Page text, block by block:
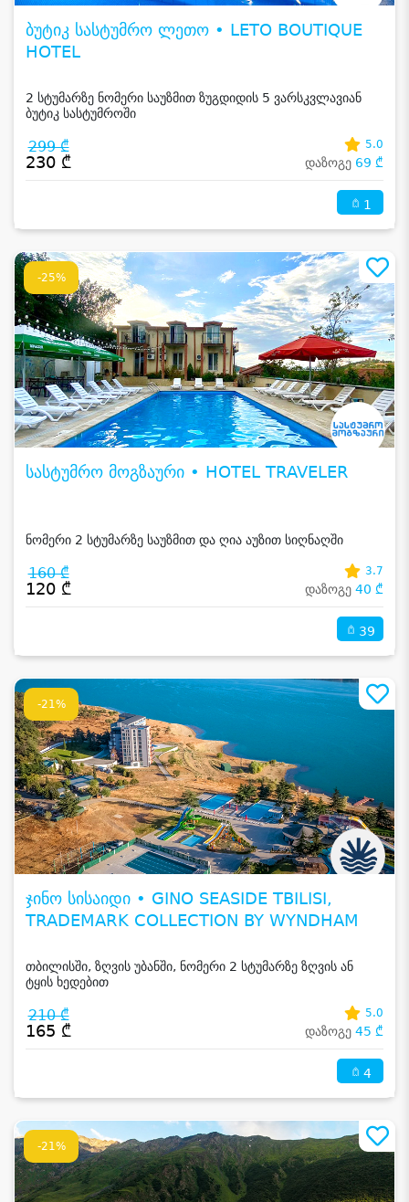
ბუტიკ სასტუმრო ლეთო • LETO BOUTIQUE
HOTEL
2 სტუმარზე ნომერი საუზმით ზუგდიდის 5 ვარსკვლავიან
ბუტიკ სასტუმროში
299 ₾
230 ₾
5.0
დაზოგე 69 ₾
1
-25%
სასტუმრო მოგზაური • HOTEL TRAVELER
ნომერი 2 სტუმარზე საუზმით და ღია აუზით სიღნაღში
160 ₾
120 ₾
3.7
დაზოგე 40 ₾
39
-21%
ჯინო სისაიდი • GINO SEASIDE TBILISI,
TRADEMARK COLLECTION BY WYNDHAM
თბილისში, ზღვის უბანში, ნომერი 2 სტუმარზე ზღვის ან
ტყის ხედებით
210 ₾
165 ₾
5.0
დაზოგე 45 ₾
4
-21%